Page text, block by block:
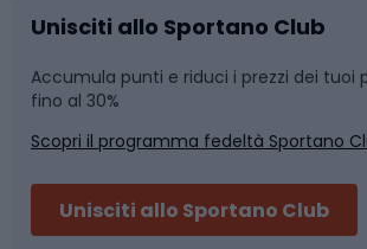
Caschi da ciclismo
Skitouring
Nuoto
Pattinaggio
Unisciti allo Sportano Club
Accumula punti e riduci i prezzi dei tuoi
fino al 30%
Scopri il programma fedeltà Sportano
Unisciti allo Sportano Club